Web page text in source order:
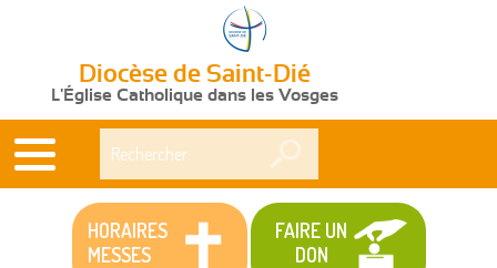
Diocèse de Saint-Dié
L'Église Catholique dans les Vosges
HORAIRES
MESSES
FAIRE UN
DON